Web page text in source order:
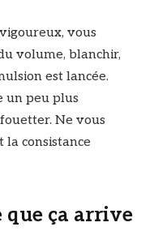
vous
volume, blanchir,
est lancée.
un peu plus
Ne vous
consistance
que ça arrive